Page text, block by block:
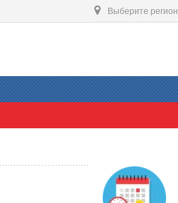
Выберите регион